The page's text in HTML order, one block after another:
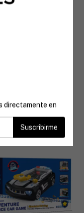
para los más
directamente en
Suscribirme